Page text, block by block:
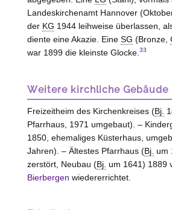
Landeskirchenamt Hannover
der KG 1944 leihweise überlassen,
diente eine Akazie. Eine SG (Bronze,
war 1899 die kleinste Glocke.33
Weitere kirchliche Gebäude
Freizeitheim des Kirchenkreises (Bj.
Pfarrhaus, 1971 umgebaut). –
1850, ehemaliges Küsterhaus,
Jahren). – Ältestes Pfarrhaus (Bj. um
zerstört, Neubau (Bj. um 1641) 1889
Bierbergen wiedererrichtet.